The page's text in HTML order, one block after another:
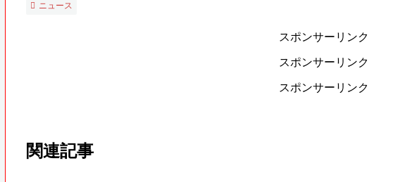
ニュース
スポンサーリンク
スポンサーリンク
スポンサーリンク
関連記事